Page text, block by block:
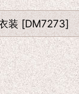
装 [DM7273]